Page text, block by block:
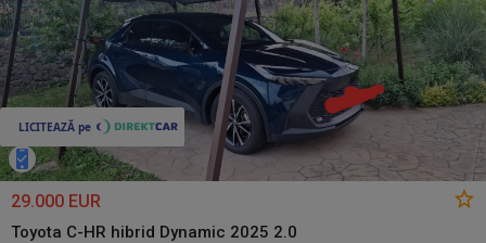
29.000 EUR
Toyota C-HR hibrid Dynamic 2025 2.0